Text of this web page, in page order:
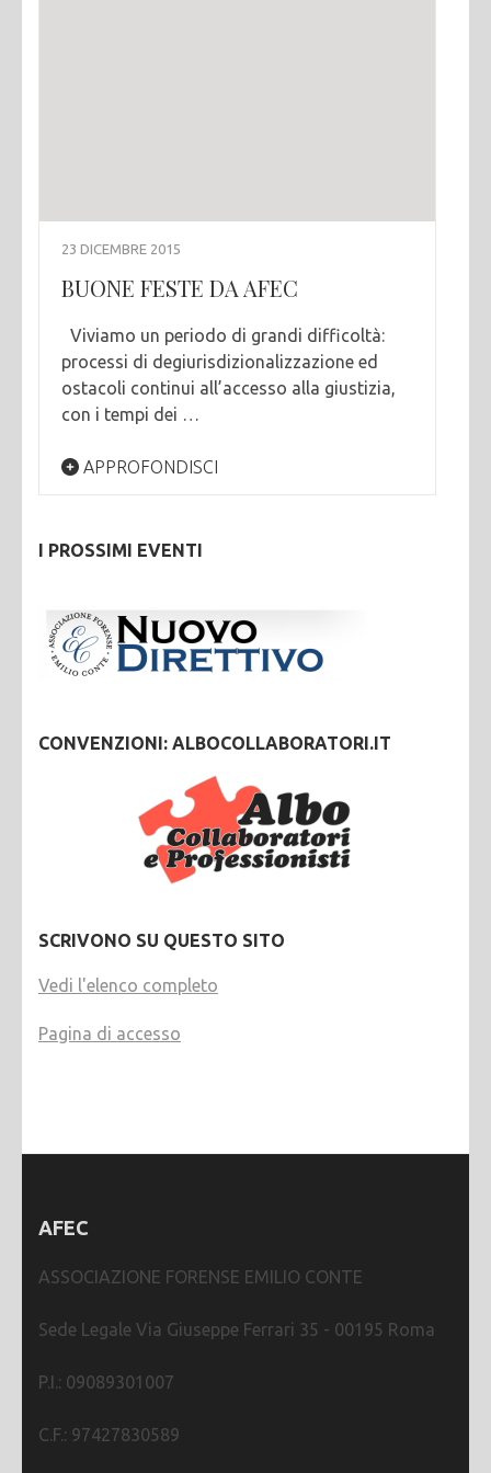
23 DICEMBRE 2015
BUONE FESTE DA AFEC
Viviamo un periodo di grandi difficoltà:
processi di degiurisdizionalizzazione ed
ostacoli continui all’accesso alla giustizia,
con i tempi dei …
APPROFONDISCI
I PROSSIMI EVENTI
CONVENZIONI: ALBOCOLLABORATORI.IT
SCRIVONO SU QUESTO SITO
Vedi l'elenco completo
Pagina di accesso
AFEC
ASSOCIAZIONE FORENSE EMILIO CONTE
Sede Legale Via Giuseppe Ferrari 35 - 00195 Roma
P.I.: 09089301007
C.F.: 97427830589